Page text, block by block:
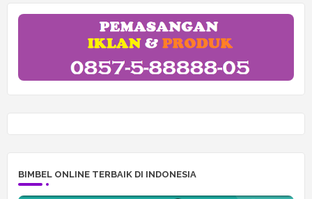
BIMBEL ONLINE TERBAIK DI INDONESIA